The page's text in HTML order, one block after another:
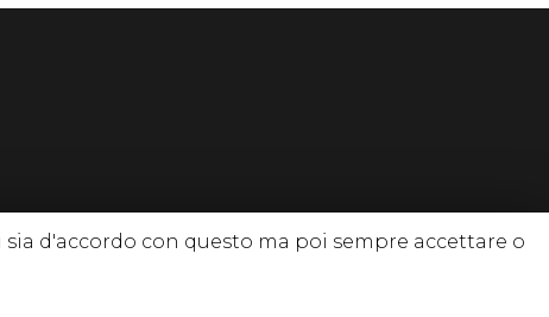
d'accordo con questo ma poi sempre accettare o